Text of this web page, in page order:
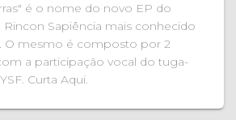
é o nome do novo EP do
Rincon Sapiência mais conhecido
O mesmo é composto por 2
a participação vocal do tuga-
Curta Aqui.